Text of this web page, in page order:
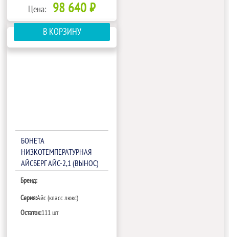
Цена: 98 640 ₽
В КОРЗИНУ
БОНЕТА
НИЗКОТЕМПЕРАТУРНАЯ
АЙСБЕРГ АЙС-2,1 (ВЫНОС)
Бренд:
Серия:Айс (класс люкс)
Остаток:111 шт